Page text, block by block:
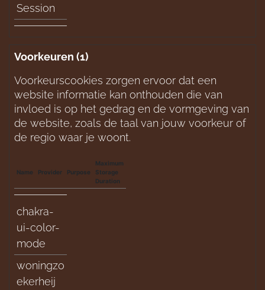
Session
Voorkeuren (1)
Voorkeurscookies zorgen ervoor dat een
website informatie kan onthouden die van
invloed is op het gedrag en de vormgeving van
de website, zoals de taal van jouw voorkeur of
de regio waar je woont.
Name Provider Purpose
Maximum
Storage
Duration
chakra-
ui-color-
mode
woningzo
ekerheij